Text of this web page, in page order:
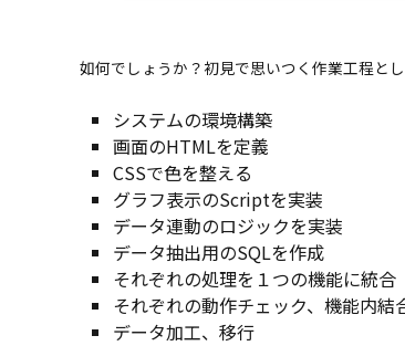
如何でしょうか？初見で思いつく作業工程と
システムの環境構築
画面のHTMLを定義
CSSで色を整える
グラフ表示のScriptを実装
データ連動のロジックを実装
データ抽出用のSQLを作成
それぞれの処理を１つの機能に統合
それぞれの動作チェック、機能内結
データ加工、移行